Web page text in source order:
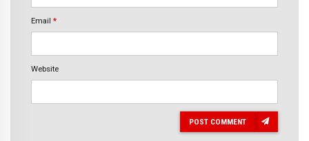
Email *
Website
POST COMMENT